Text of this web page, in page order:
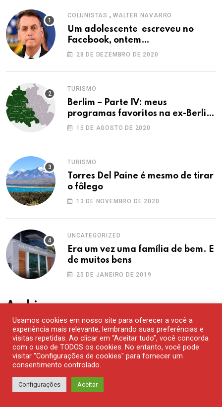
COLUNISTAS , WALTER NAVARRO
Um adolescente escreveu no
Facebook, ontem…
28 DE DEZEMBRO DE 2020
TURISMO
Berlim – Parte IV: meus
programas favoritos na ex-Berlim
Ocidental
15 DE AGOSTO DE 2020
TURISMO
Torres Del Paine é mesmo de tirar
o fôlego
13 DE NOVEMBRO DE 2020
UNCATEGORIZED
Era um vez uma família de bem. E
de muitos bens
25 DE JANEIRO DE 2019
Archives
agosto 2026
julho 2026
junho 2026
Usamos cookies em nosso site para oferecer a você a
experiência mais relevante, lembrando suas preferências e
visitas repetidas. Ao clicar em “Aceitar tudo”, você concorda
com o uso de TODOS os cookies. No entanto, você pode
visitar "Configurações de cookies" para fornecer um
consentimento controlado.
Configurações Aceitar